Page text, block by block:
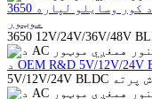
د کور وسایلو لپاره 3650 DC 12V 24V BLDC کوچني برش پرته DC
موټور